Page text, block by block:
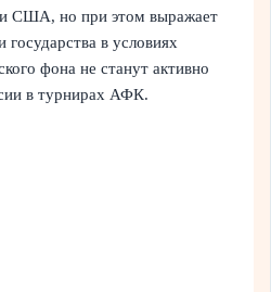
США, но при этом выражает
государства в условиях
фона не станут активно
в турнирах АФК.